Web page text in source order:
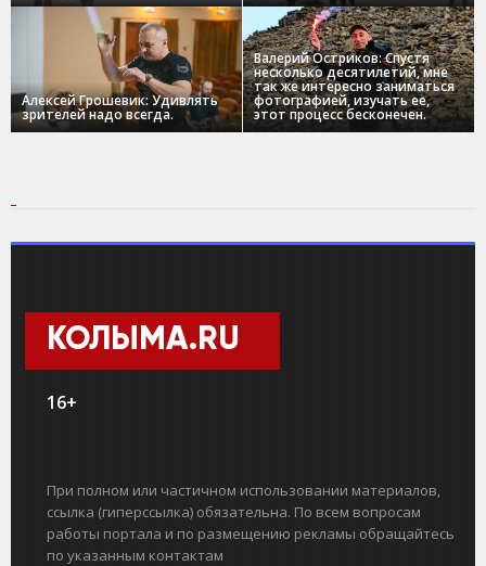
Алексей Грошевик: Удивлять
зрителей надо всегда.
Валерий Остриков: Спустя
несколько десятилетий, мне
так же интересно заниматься
фотографией, изучать ее,
этот процесс бесконечен.
КОЛЫМА.RU
16+
При полном или частичном использовании материалов,
ссылка (гиперссылка) обязательна. По всем вопросам
работы портала и по размещению рекламы обращайтесь
по указанным контактам